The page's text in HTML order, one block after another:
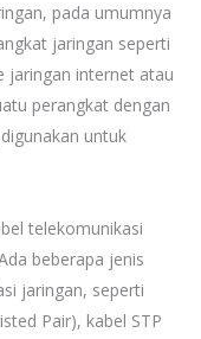
pada umumnya
jaringan seperti
jaringan internet atau
perangkat dengan
untuk
telekomunikasi
beberapa jenis
jaringan, seperti
Pair), kabel STP